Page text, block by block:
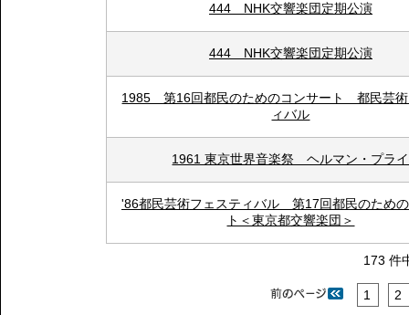
444 NHK交響楽団定期公演
444 NHK交響楽団定期公演
1985 第16回都民のためのコンサート 都民芸術
ィバル
1961 東京世界音楽祭 ヘルマン・プライ
'86都民芸術フェスティバル 第17回都民のため
ト＜東京都交響楽団＞
173 件
1 2